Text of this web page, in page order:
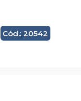
Cód.: 20542